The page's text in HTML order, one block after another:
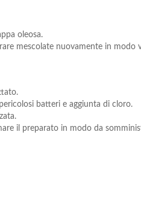
oleosa.
mescolate nuovamente in modo
batteri e aggiunta di cloro.
il preparato in modo da